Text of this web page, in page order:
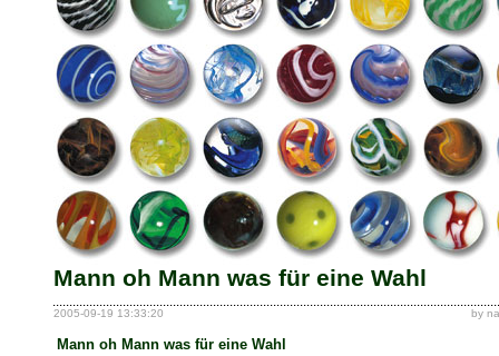
Mann oh Mann was für eine Wahl
2005-09-19 13:33:20 by
Mann oh Mann was für eine Wahl